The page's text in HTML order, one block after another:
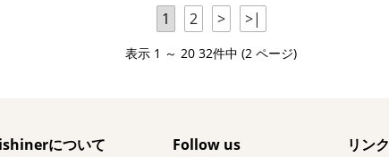
1 2 > >|
表示 1 ～ 20 32件中 (2 ページ)
ishinerについて Follow us リンク